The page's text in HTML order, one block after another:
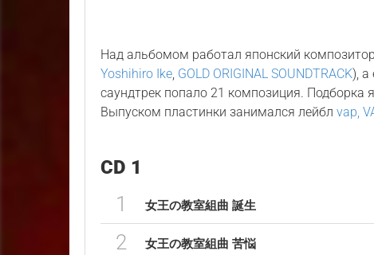
Над альбомом работал японский
Yoshihiro Ike GOLD ORIGINAL SOUNDTRACK), а
саундтрек попало 21 композиция. Подборка
Выпуском пластинки занимался лейблvap,
CD 1
1 女王の教室組曲 誕生
2 女王の教室組曲 苦悩